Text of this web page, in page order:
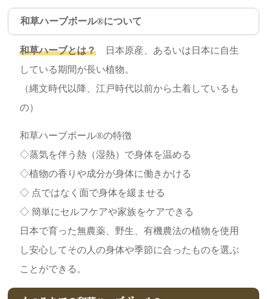
和草ハーブボール®について
和草ハーブとは？ 日本原産、あるいは日本に自生
している期間が長い植物。
（縄文時代以降、江戸時代以前から土着しているも
の）
和草ハーブボール®の特徴
◇蒸気を伴う熱（湿熱）で身体を温める
◇植物の香りや成分が身体に働きかける
◇ 点ではなく面で身体を緩ませる
◇ 簡単にセルフケアや家族をケアできる
日本で育った無農薬、野生、有機農法の植物を使用
し安心してその人の身体や季節に合ったものを選ぶ
ことができる。